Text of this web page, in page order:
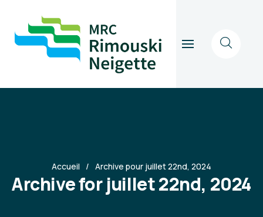
Accueil Archive pour juillet 22nd, 2024
Archive for juillet 22nd, 2024